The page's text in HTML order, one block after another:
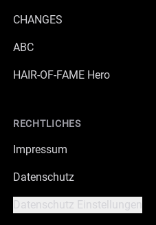
CHANGES
ABC
HAIR-OF-FAME Hero
RECHTLICHES
Impressum
Datenschutz
Datenschutz Einstellungen